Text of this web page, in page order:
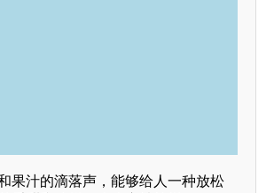
果汁的滴落声，能够给人一种放松